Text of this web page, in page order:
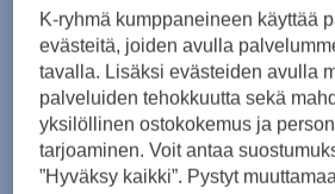
December 2025(8)
November 2025(7)
October 2025 (8)
September 2025(5)
August 2025(6)
July 2025(7)
June 2025(7)
May 2025(6)
K-ryhmä kumppaneineen käyttää
evästeitä, joiden avulla
tavalla. Lisäksi evästeiden avulla
palveluiden tehokkuutta sekä
yksilöllinen ostokokemus ja
tarjoaminen. Voit antaa
”Hyväksy kaikki”. Pystyt